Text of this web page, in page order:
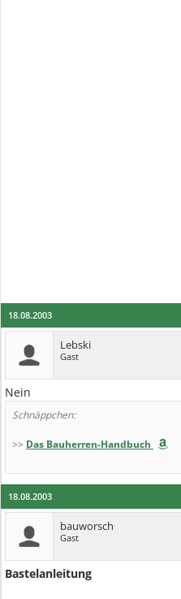
18.08.2003
Lebski
Gast
Nein
Schnäppchen:
>> Das Bauherren-Handbuch
18.08.2003
bauworsch
Gast
Bastelanleitung